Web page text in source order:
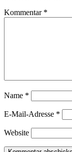
Kommentar *
Name *
E-Mail-Adresse *
Website